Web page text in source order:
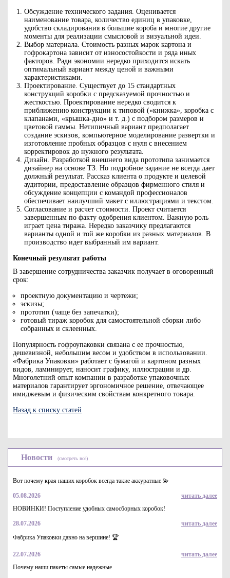
Обсуждение технического задания. Оценивается
наименование товара, количество единиц в упаковке,
удобство складирования в большие короба и многие другие
моменты для реализации смысловой и визуальной идеи.
Выбор материала. Стоимость разных марок картона и
гофрокартона зависит от износостойкости и ряда иных
факторов. Ради экономии нередко приходится искать
оптимальный вариант между ценой и важными
характеристиками.
Проектирование. Существует до 15 стандартных
конструкций коробки с предсказуемой прочностью и
жесткостью. Проектирование нередко сводится к
приближению конструкции к типовой («книжка», коробка с
клапанами, «крышка-дно» и т. д.) с подбором размеров и
цветовой гаммы. Нетипичный вариант предполагает
создание эскизов, компьютерное моделирование развертки и
изготовление пробных образцов с нуля с внесением
корректировок до нужного результата.
Дизайн. Разработкой внешнего вида прототипа занимается
дизайнер на основе ТЗ. Но подробное задание не всегда дает
должный результат. Рассказ клиента о продукте и целевой
аудитории, предоставление образцов фирменного стиля и
обсуждение концепции с командой профессионалов
обеспечивает наилучший макет с иллюстрациями и текстом.
Согласование и расчет стоимости. Проект считается
завершенным по факту одобрения клиентом. Важную роль
играет цена тиража. Нередко заказчику предлагаются
варианты одной и той же коробки из разных материалов. В
производство идет выбранный им вариант.
Конечный результат работы
В завершение сотрудничества заказчик получает в оговоренный
срок:
проектную документацию и чертежи;
эскизы;
прототип (чаще без запечатки);
готовый тираж коробок для самостоятельной сборки либо
собранных и склеенных.
Популярность гофроупаковки связана с ее прочностью,
дешевизной, небольшим весом и удобством в использовании.
«Фабрика Упаковки» работает с бумагой и картоном разных
видов, ламинирует, наносит графику, иллюстрации и др.
Многолетний опыт компании в разработке упаковочных
материалов гарантирует эргономичное решение, отвечающее
имиджевым и физическим свойствам конкретного товара.
Назад к списку статей
Новости (смотреть всё)
Вот почему края наших коробок всегда такие аккуратные 💫
05.08.2026
читать далее
НОВИНКИ! Поступление удобных самосборных коробок!
28.07.2026
читать далее
Фабрика Упаковки давно на вершине! 🏆
22.07.2026
читать далее
Почему наши пакеты самые надежные